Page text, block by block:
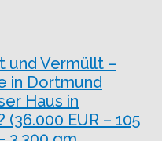
und Vermüllt –
in Dortmund
Haus in
EUR – 105